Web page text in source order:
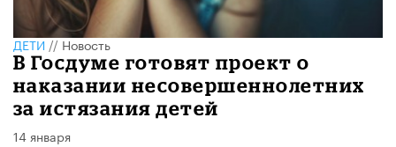
ДЕТИ//Новость
В Госдуме готовят проект о
наказании несовершеннолетних
за истязания детей
14 января